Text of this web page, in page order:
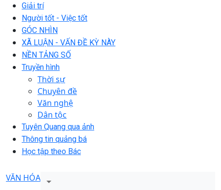
Giải trí
Người tốt - Việc tốt
GÓC NHÌN
XÃ LUẬN - VẤN ĐỀ KỲ NÀY
NỀN TẢNG SỐ
Truyền hình
Thời sự
Chuyên đề
Văn nghệ
Dân tộc
Tuyên Quang qua ảnh
Thông tin quảng bá
Học tập theo Bác
VĂN HÓA